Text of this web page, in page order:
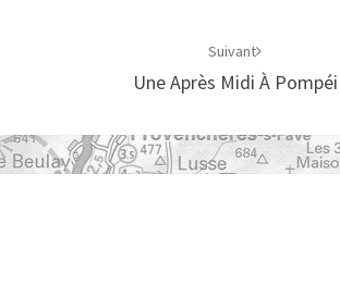
Suivant
Une Après Midi À Pompéi